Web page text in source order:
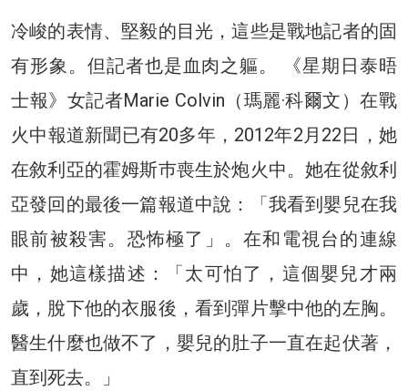
冷峻的表情、堅毅的目光，這些是戰地記者的固
有形象。但記者也是血肉之軀。 《星期日泰晤
士報》女記者Marie Colvin（瑪麗·科爾文）在戰
火中報道新聞已有20多年，2012年2月22日，她
在敘利亞的霍姆斯巿喪生於炮火中。她在從敘利
亞發回的最後一篇報道中說：「我看到嬰兒在我
眼前被殺害。恐怖極了」。在和電視台的連線
中，她這樣描述：「太可怕了，這個嬰兒才兩
歲，脫下他的衣服後，看到彈片擊中他的左胸。
醫生什麼也做不了，嬰兒的肚子一直在起伏著，
直到死去。」